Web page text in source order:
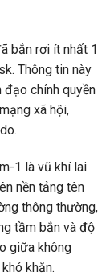
bắn rơi ít nhất 1
Thông tin này
chính quyền
xã hội,
1 là vũ khí lai
nền tảng tên
thông thường,
tầm bắn và độ
giữa không
khăn.